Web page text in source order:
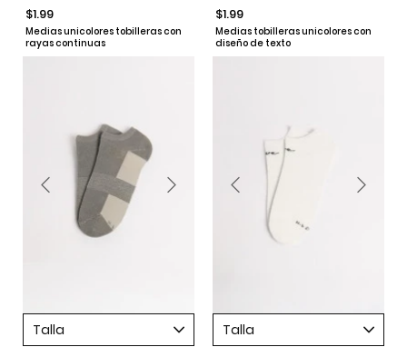
$1.99
Medias unicolores tobilleras con
rayas continuas
$1.99
Medias tobilleras unicolores con
diseño de texto
Talla Talla